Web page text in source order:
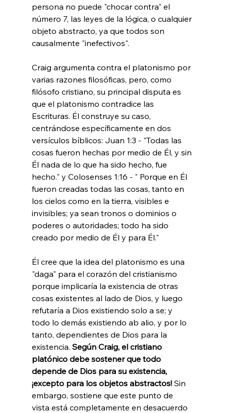
persona no puede "chocar contra" el
número 7, las leyes de la lógica, o cualquier
objeto abstracto, ya que todos son
causalmente "inefectivos".
Craig argumenta contra el platonismo por
varias razones filosóficas, pero, como
filósofo cristiano, su principal disputa es
que el platonismo contradice las
Escrituras. Él construye su caso,
centrándose específicamente en dos
versículos bíblicos: Juan 1:3 - "Todas las
cosas fueron hechas por medio de Él, y sin
Él nada de lo que ha sido hecho, fue
hecho." y Colosenses 1:16 - " Porque en Él
fueron creadas todas las cosas, tanto en
los cielos como en la tierra, visibles e
invisibles; ya sean tronos o dominios o
poderes o autoridades; todo ha sido
creado por medio de Él y para Él."
Él cree que la idea del platonismo es una
"daga" para el corazón del cristianismo
porque implicaría la existencia de otras
cosas existentes al lado de Dios, y luego
refutaría a Dios existiendo solo a se; y
todo lo demás existiendo ab alio, y por lo
tanto, dependientes de Dios para la
existencia. Según Craig, el cristiano
platónico debe sostener que todo
depende de Dios para su existencia,
¡excepto para los objetos abstractos! Sin
embargo, sostiene que este punto de
vista está completamente en desacuerdo